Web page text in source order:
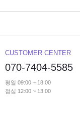
CUSTOMER CENTER
070-7404-5585
평일 09:00 ~ 18:00
점심 12:00 ~ 13:00